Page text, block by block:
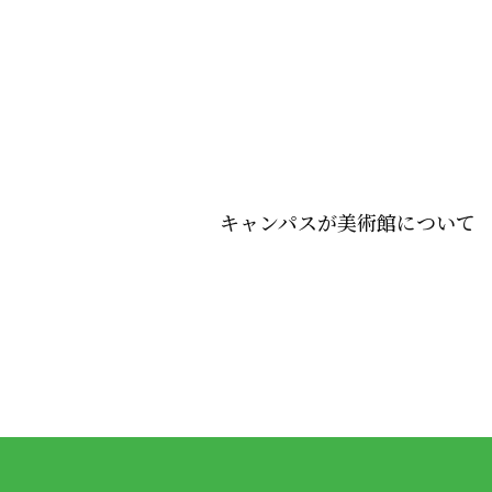
キャンパスが美術館について